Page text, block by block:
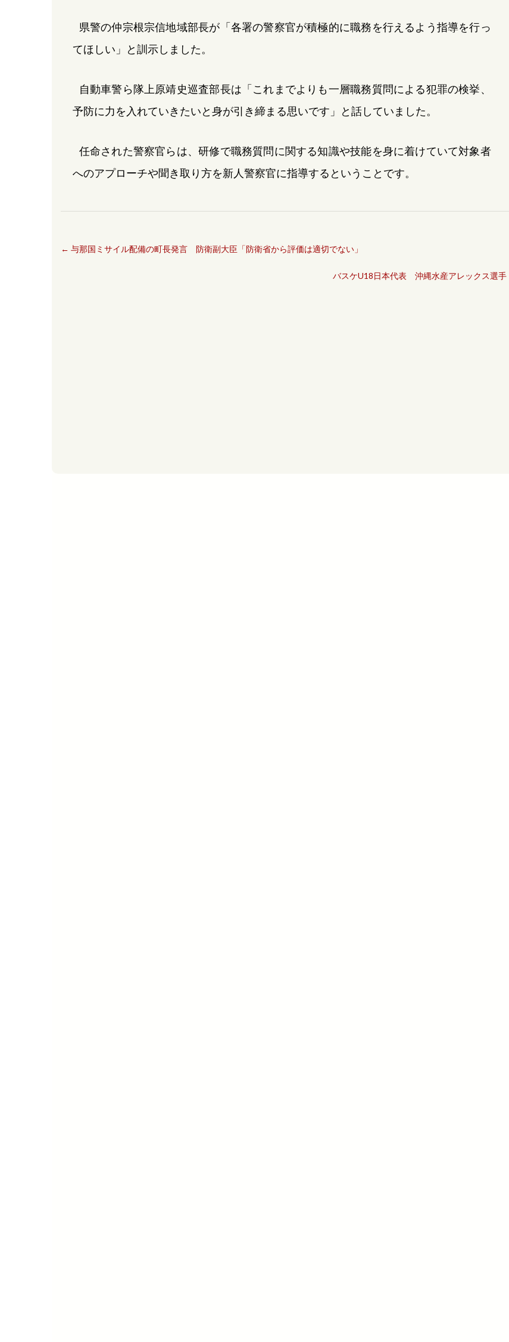
県警の仲宗根宗信地域部長が「各署の警察官が積極的に職務を行えるよう指導を行っ
てほしい」と訓示しました。
自動車警ら隊上原靖史巡査部長は「これまでよりも一層職務質問による犯罪の検挙、
予防に力を入れていきたいと身が引き締まる思いです」と話していました。
任命された警察官らは、研修で職務質問に関する知識や技能を身に着けていて対象者
へのアプローチや聞き取り方を新人警察官に指導するということです。
← 与那国ミサイル配備の町長発言 防衛副大臣「防衛省から評価は適切でない」
バスケU18日本代表 沖縄水産アレックス選手